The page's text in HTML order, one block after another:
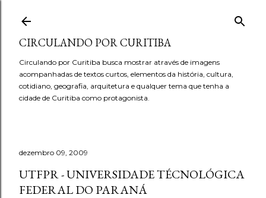
CIRCULANDO POR CURITIBA
Circulando por Curitiba busca mostrar através de imagens
acompanhadas de textos curtos, elementos da história, cultura,
cotidiano, geografia, arquitetura e qualquer tema que tenha a
cidade de Curitiba como protagonista.
dezembro 09, 2009
UTFPR - UNIVERSIDADE TÉCNOLÓGICA
FEDERAL DO PARANÁ